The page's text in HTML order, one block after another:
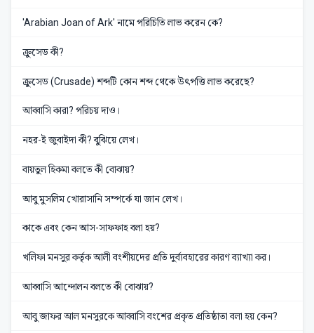
'Arabian Joan of Ark' নামে পরিচিতি লাভ করেন কে?
ক্রুসেড কী?
ক্রুসেড (Crusade) শব্দটি কোন শব্দ থেকে উৎপত্তি লাভ করেছে?
আব্বাসি কারা? পরিচয় দাও।
নহর-ই জুবাইদা কী? বুঝিয়ে লেখ।
বায়তুল হিকমা বলতে কী বোঝায়?
আবু মুসলিম খোরাসানি সম্পর্কে যা জান লেখ।
কাকে এবং কেন আস-সাফফাহ বলা হয়?
খলিফা মনসুর কর্তৃক আলী বংশীয়দের প্রতি দুর্ব্যবহারের কারণ ব্যাখ্যা কর।
আব্বাসি আন্দোলন বলতে কী বোঝায়?
আবু জাফর আল মনসুরকে আব্বাসি বংশের প্রকৃত প্রতিষ্ঠাতা বলা হয় কেন?